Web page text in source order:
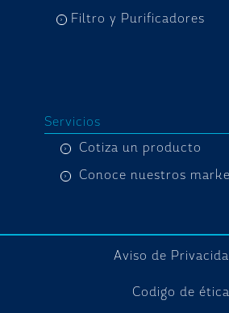
Filtro y Purificadores
Servicios
Cotiza un producto
Conoce nuestros
Aviso de
Codigo de ética